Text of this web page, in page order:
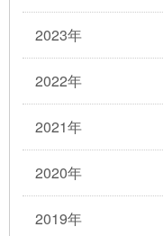
2023年
2022年
2021年
2020年
2019年